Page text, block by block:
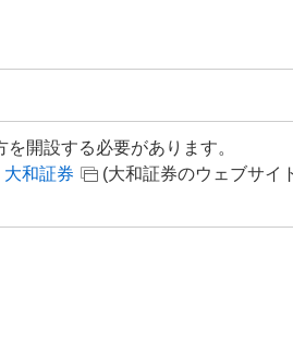
開設する必要があります。
和証券
(大和証券のウェブサイ